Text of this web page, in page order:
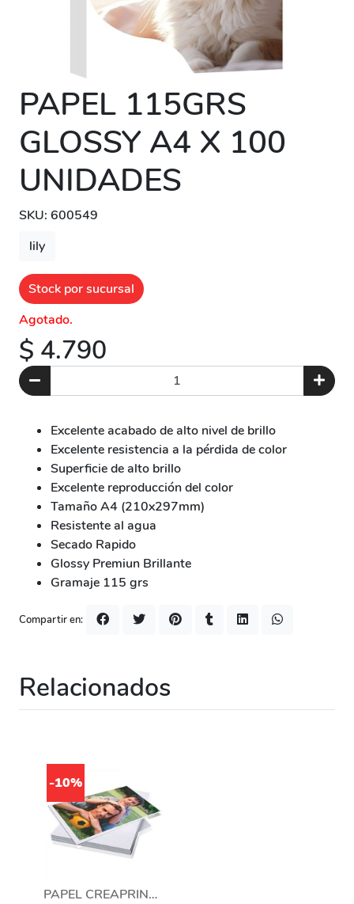
PAPEL 115GRS
GLOSSY A4 X 100
UNIDADES
SKU: 600549
lily
Stock por sucursal
Agotado.
$ 4.790
Excelente acabado de alto nivel de brillo
Excelente resistencia a la pérdida de color
Superficie de alto brillo
Excelente reproducción del color
Tamaño A4 (210x297mm)
Resistente al agua
Secado Rapido
Glossy Premiun Brillante
Gramaje 115 grs
Compartir en:
Relacionados
-10%
PAPEL CREAPRINT 200GRS 13X18 100 UNIDADES